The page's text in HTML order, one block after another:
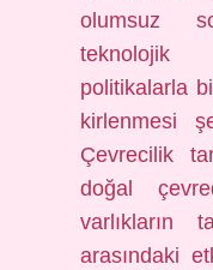
olumsuz
teknolojik
politikalarla
kirlenmesi
Çevrecilik
doğal
varlıkların
arasındaki